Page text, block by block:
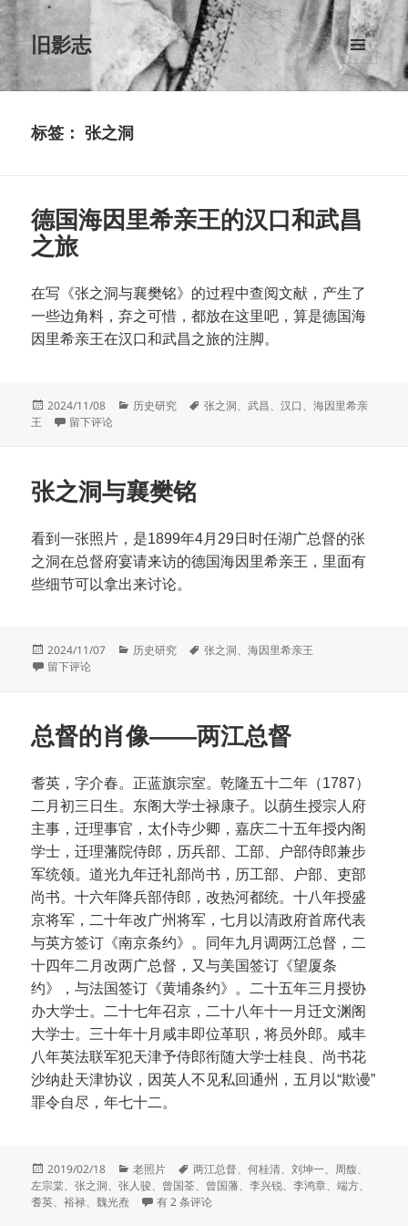
旧影志
菜单和
挂件
标签：张之洞
德国海因里希亲王的汉口和武昌
之旅
在写《张之洞与襄樊铭》的过程中查阅文献，产生了
一些边角料，弃之可惜，都放在这里吧，算是德国海
因里希亲王在汉口和武昌之旅的注脚。
发
布
2024/11/08
分
历史研究
标
张之洞、武昌、汉口、海因里希亲
王
于德国海因里希亲王的汉口和武昌之旅
留下评论
张之洞与襄樊铭
看到一张照片，是1899年4月29日时任湖广总督的张
之洞在总督府宴请来访的德国海因里希亲王，里面有
些细节可以拿出来讨论。
发
布
2024/11/07
分
历史研究
标
张之洞、海因里希亲王
于张之洞与襄樊铭
留下评论
总督的肖像——两江总督
耆英，字介春。正蓝旗宗室。乾隆五十二年（1787）
二月初三日生。东阁大学士禄康子。以荫生授宗人府
主事，迁理事官，太仆寺少卿，嘉庆二十五年授内阁
学士，迁理藩院侍郎，历兵部、工部、户部侍郎兼步
军统领。道光九年迁礼部尚书，历工部、户部、吏部
尚书。十六年降兵部侍郎，改热河都统。十八年授盛
京将军，二十年改广州将军，七月以清政府首席代表
与英方签订《南京条约》。同年九月调两江总督，二
十四年二月改两广总督，又与美国签订《望厦条
约》，与法国签订《黄埔条约》。二十五年三月授协
办大学士。二十七年召京，二十八年十一月迁文渊阁
大学士。三十年十月咸丰即位革职，将员外郎。咸丰
八年英法联军犯天津予侍郎衔随大学士桂良、尚书花
沙纳赴天津协议，因英人不见私回通州，五月以“欺谩”
罪令自尽，年七十二。
发
布
于
2019/02/18
分
类
老照片
标
签
两江总督、何桂清、刘坤一、 周馥、
左宗棠、张之洞、张人骏、 曾国荃、 曾国藩、李兴锐、李鸿章、端方、
耆英、裕禄、魏光焘 总督的肖像——两江总督
有 2 条评论